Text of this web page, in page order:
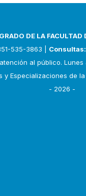
DE LA
535-3863 | Consultas:
al público.
y Especializaciones de la
- 2026 -